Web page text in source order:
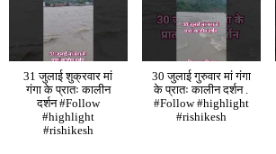
31 जुलाई शुक्रवार मां
गंगा के प्रातः कालीन
दर्शन #Follow
#highlight
#rishikesh
30 जुलाई गुरुवार मां गंगा
के प्रातः कालीन दर्शन .
#Follow #highlight
#rishikesh